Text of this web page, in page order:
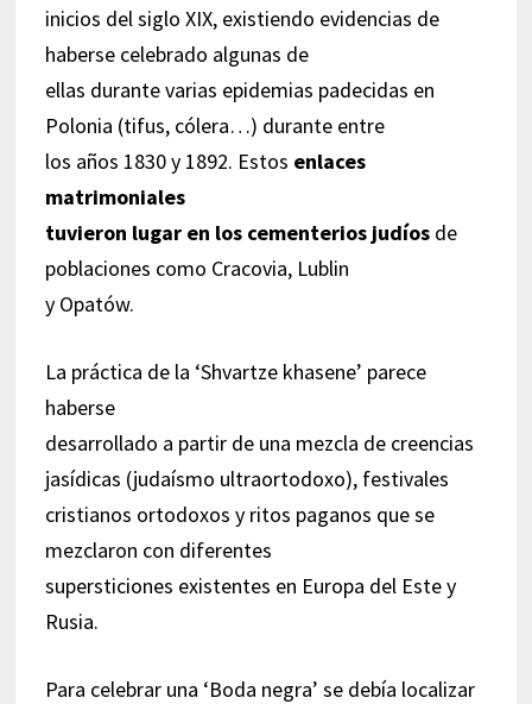
inicios del siglo XIX, existiendo evidencias de
haberse celebrado algunas de
ellas durante varias epidemias padecidas en
Polonia (tifus, cólera…) durante entre
los años 1830 y 1892. Estos enlaces
matrimoniales
tuvieron lugar en los cementerios judíosde
poblaciones como Cracovia, Lublin
y Opatów.
La práctica de la ‘Shvartze khasene’ parece
haberse
desarrollado a partir de una mezcla de creencias
jasídicas (judaísmo ultraortodoxo), festivales
cristianos ortodoxos y ritos paganos que se
mezclaron con diferentes
supersticiones existentes en Europa del Este y
Rusia.
Para celebrar una ‘Boda negra’ se debía localizar